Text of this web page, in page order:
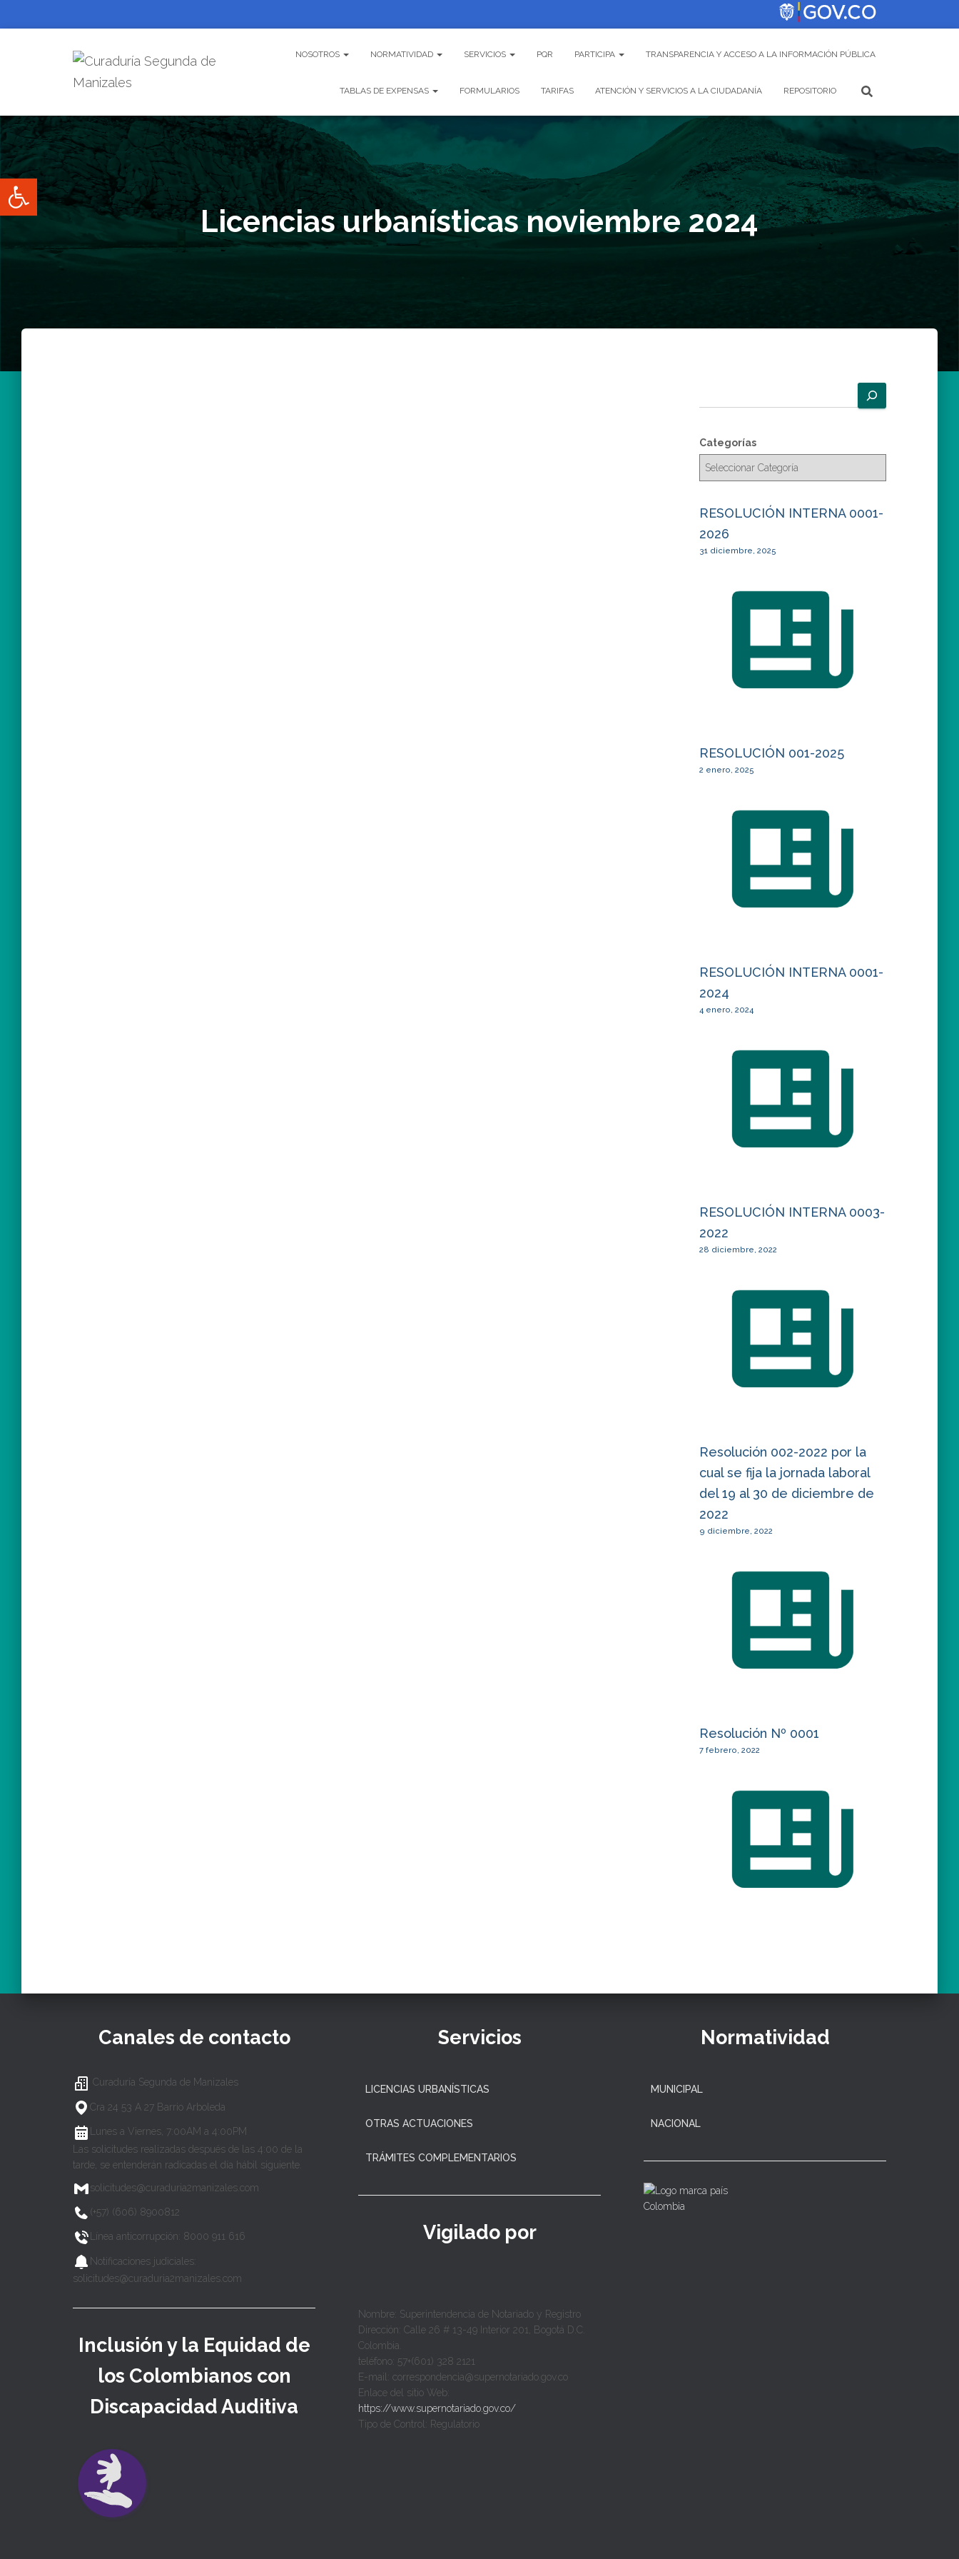
Abrir barra de herramientas
NOSOTROS NORMATIVIDAD SERVICIOS PQR PARTICIPA TRANSPARENCIA Y ACCESO A LA INFORMACIÓN PÚBLICA
TABLAS DE EXPENSAS FORMULARIOS TARIFAS ATENCIÓN Y SERVICIOS A LA CIUDADANÍA REPOSITORIO
Licencias urbanísticas noviembre 2024
u
c
a
Categorías
RESOLUCIÓN INTERNA 0001-
2026
31 diciembre, 2025
RESOLUCIÓN 001-2025
2 enero, 2025
RESOLUCIÓN INTERNA 0001-
2024
4 enero, 2024
RESOLUCIÓN INTERNA 0003-
2022
28 diciembre, 2022
Resolución 002-2022 por la
cual se fija la jornada laboral
del 19 al 30 de diciembre de
2022
9 diciembre, 2022
Resolución Nº 0001
7 febrero, 2022
Canales de contacto
Curaduría Segunda de Manizales
Cra 24 53 A 27 Barrio Arboleda
Lunes a Viernes, 7:00AM a 4:00PM
Las solicitudes realizadas después de las 4:00 de la
tarde, se entenderán radicadas el día hábil siguiente.
solicitudes@curaduria2manizales.com
(+57) (606) 8900812
Línea anticorrupción: 8000 911 616
Notificaciones judiciales:
solicitudes@curaduria2manizales.com
Inclusión y la Equidad de
los Colombianos con
Discapacidad Auditiva
Servicios
LICENCIAS URBANÍSTICAS
OTRAS ACTUACIONES
TRÁMITES COMPLEMENTARIOS
Vigilado por
Nombre: Superintendencia de Notariado y Registro
Dirección: Calle 26 # 13-49 Interior 201, Bogotá D.C.
Colombia.
teléfono: 57+(601) 328 2121
E-mail: correspondencia@supernotariado.gov.co
Enlace del sitio Web:
https://www.supernotariado.gov.co/
Tipo de Control: Regulatorio
Normatividad
MUNICIPAL
NACIONAL